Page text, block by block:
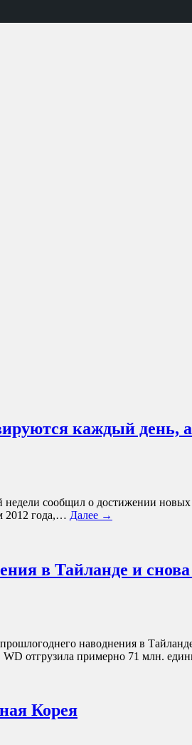
каждый день,
сообщил о достижении
2012 года,… Далее →
в Тайланде и
наводнения в
WD отгрузила примерно 71 млн.
Корея